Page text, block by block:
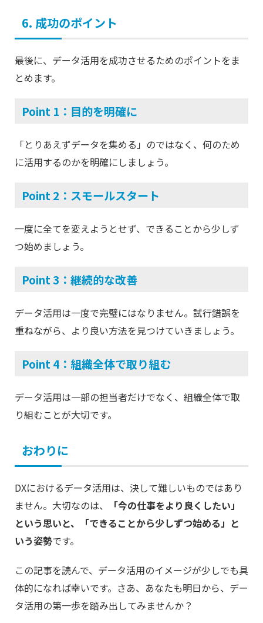
6. 成功のポイント
最後に、データ活用を成功させるためのポイントをま
とめます。
Point 1：目的を明確に
「とりあえずデータを集める」のではなく、何のため
に活用するのかを明確にしましょう。
Point 2：スモールスタート
一度に全てを変えようとせず、できることから少しず
つ始めましょう。
Point 3：継続的な改善
データ活用は一度で完璧にはなりません。試行錯誤を
重ねながら、より良い方法を見つけていきましょう。
Point 4：組織全体で取り組む
データ活用は一部の担当者だけでなく、組織全体で取
り組むことが大切です。
おわりに
DXにおけるデータ活用は、決して難しいものではあり
ません。大切なのは、
「今の仕事をより良くしたい」
という思いと、「できることから少しずつ始める」と
いう姿勢です。
この記事を読んで、データ活用のイメージが少しでも具
体的になれば幸いです。さあ、あなたも明日から、デー
タ活用の第一歩を踏み出してみませんか？